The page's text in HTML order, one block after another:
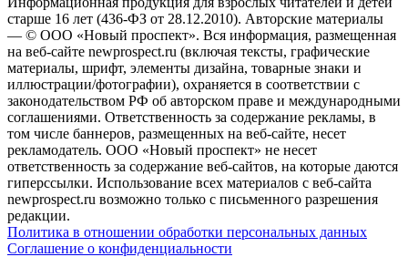
старше 16 лет (436-ФЗ от 28.12.2010). Авторские материалы
— © ООО «Новый проспект». Вся информация, размещенная
на веб-сайте newprospect.ru (включая тексты, графические
материалы, шрифт, элементы дизайна, товарные знаки и
иллюстрации/фотографии), охраняется в соответствии с
законодательством РФ об авторском праве и международными
соглашениями. Ответственность за содержание рекламы, в
том числе баннеров, размещенных на веб-сайте, несет
рекламодатель. ООО «Новый проспект» не несет
ответственность за содержание веб-сайтов, на которые даются
гиперссылки. Использование всех материалов с веб-сайта
newprospect.ru возможно только с письменного разрешения
редакции.
Политика в отношении обработки персональных данных
Соглашение о конфиденциальности